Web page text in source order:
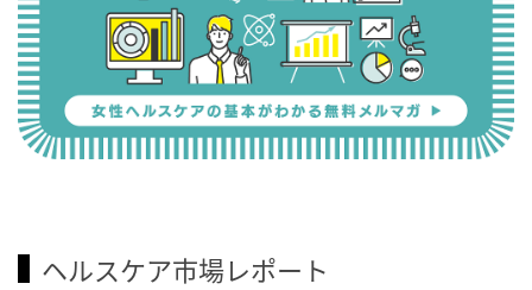
ヘルスケア市場レポート